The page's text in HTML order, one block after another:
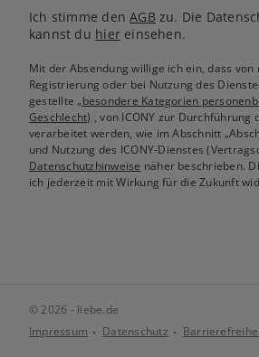
Ich stimme denAGB zu. Die
kannst du hiereinsehen.
Mit der Absendung willige ich ein, dass von
Registrierung oder bei Nutzung des
gestellte„besondere Kategorien
Geschlecht) , von ICONY zur Durchführung
verarbeitet werden, wie im Abschnitt
und Nutzung des ICONY-Dienstes
Datenschutzhinweise näher beschrieben.
ich jederzeit mit Wirkung für die Zukunft
© 2026 - liebe.de
Impressum
Datenschutz